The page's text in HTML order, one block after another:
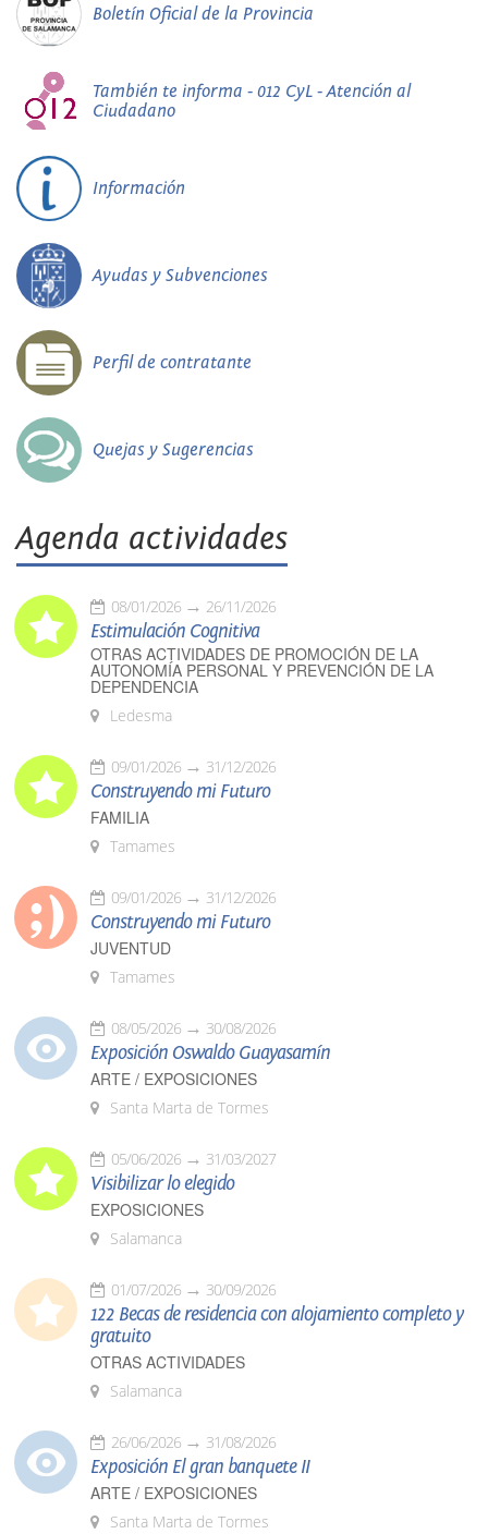
Boletín Oficial de la Provincia
También te informa - 012 CyL - Atención al
Ciudadano
Información
Ayudas y Subvenciones
Perfil de contratante
Quejas y Sugerencias
Agenda actividades
08/01/2026 26/11/2026
Estimulación Cognitiva
OTRAS ACTIVIDADES DE PROMOCIÓN DE LA
AUTONOMÍA PERSONAL Y PREVENCIÓN DE LA
DEPENDENCIA
Ledesma
09/01/2026 31/12/2026
Construyendo mi Futuro
FAMILIA
Tamames
09/01/2026 31/12/2026
Construyendo mi Futuro
JUVENTUD
Tamames
08/05/2026 30/08/2026
Exposición Oswaldo Guayasamín
ARTE / EXPOSICIONES
Santa Marta de Tormes
05/06/2026 31/03/2027
Visibilizar lo elegido
EXPOSICIONES
Salamanca
01/07/2026 30/09/2026
122 Becas de residencia con alojamiento completo y
gratuito
OTRAS ACTIVIDADES
Salamanca
26/06/2026 31/08/2026
Exposición El gran banquete II
ARTE / EXPOSICIONES
Santa Marta de Tormes